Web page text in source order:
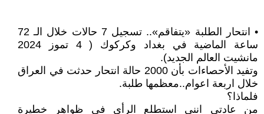
• انتحار الطلبة «يتفاقم».. تسجيل 7 حالات خلال الـ 72
ساعة الماضية في بغداد وكركوك ( 4 تموز 2024
مانشيت العالم الجديد).
وتفيد الأحصاءات بأن 2000 حالة انتحار حدثت في العراق
خلال اربعة اعوام..معظمها طلبة.
فلماذا؟
من عادتي انني استطلع الرأي في ظواهر خطيرة